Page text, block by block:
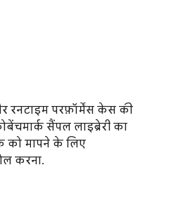
रनटाइम परफ़ॉर्मेंस केस की
सैंपल लाइब्रेरी का
मापने के लिए
करना.